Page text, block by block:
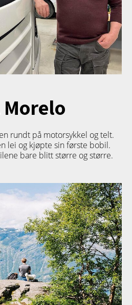
rundt på motorsykkel og telt.
lei og kjøpte sin første bobil.
bare blitt større og større.